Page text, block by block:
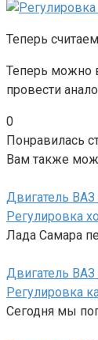
Теперь
Теперь можно
провести
0
Понравилась
Вам также
Двигатель ВАЗ
Регулировка
Лада Самара
Двигатель ВАЗ
Регулировка
Сегодня мы